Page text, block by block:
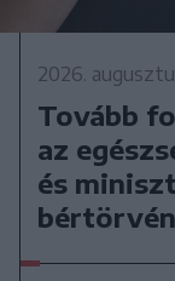
2026.
Tovább
az
és